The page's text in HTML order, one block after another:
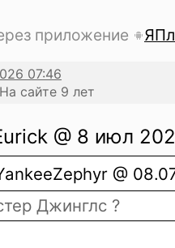
приложение
сайте 9 лет
@ 8 июл
@
Джинглс ?